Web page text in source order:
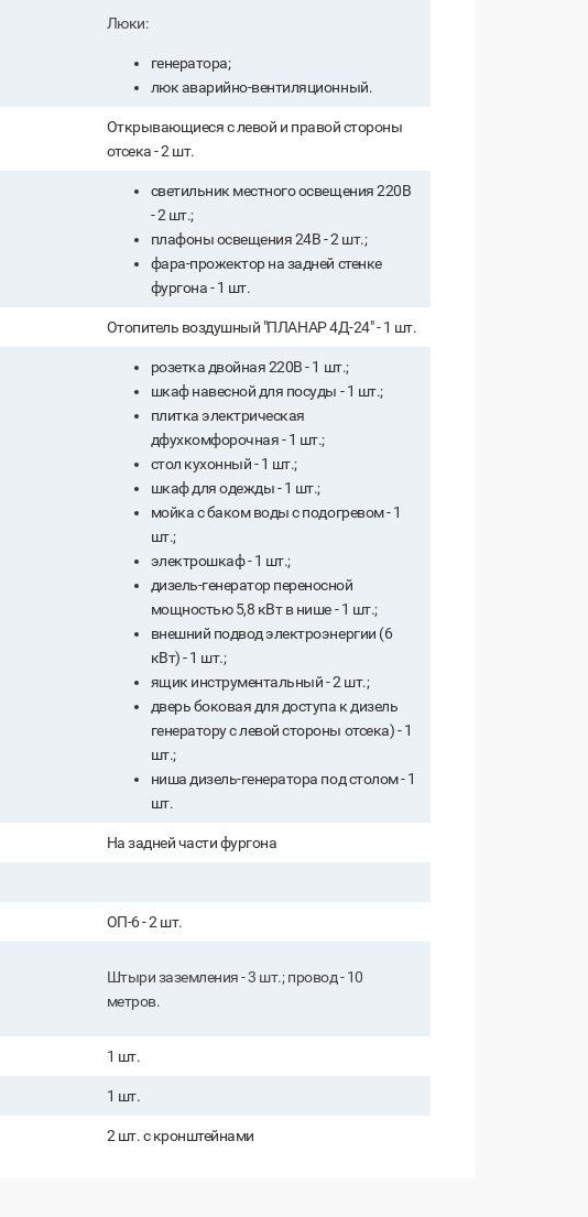
Люки:
генератора;
люк аварийно-вентиляционный.
Открывающиеся с левой и правой стороны
отсека - 2 шт.
светильник местного освещения 220В
- 2 шт.;
плафоны освещения 24В - 2 шт.;
фара-прожектор на задней стенке
фургона - 1 шт.
Отопитель воздушный "ПЛАНАР 4Д-24" - 1 шт.
розетка двойная 220В - 1 шт.;
шкаф навесной для посуды - 1 шт.;
плитка электрическая
дфухкомфорочная - 1 шт.;
стол кухонный - 1 шт.;
шкаф для одежды - 1 шт.;
мойка с баком воды с подогревом - 1
шт.;
электрошкаф - 1 шт.;
дизель-генератор переносной
мощностью 5,8 кВт в нише - 1 шт.;
внешний подвод электроэнергии (6
кВт) - 1 шт.;
ящик инструментальный - 2 шт.;
дверь боковая для доступа к дизель
генератору с левой стороны отсека) - 1
шт.;
ниша дизель-генератора под столом - 1
шт.
На задней части фургона
ОП-6 - 2 шт.
Штыри заземления - 3 шт.; провод - 10
метров.
1 шт.
1 шт.
2 шт. с кронштейнами